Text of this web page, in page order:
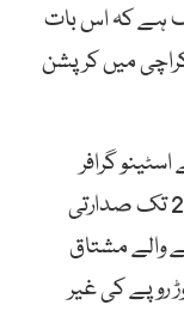
ہے کہ اس بات
میں کرپشن
گرافر
مشتاق احمد نے رقم دی، 2009 سے 2013 تک صدارتی
والے مشتاق
اکاؤنٹ سے 8 ارب 30 کروڑ روپے کی غیر